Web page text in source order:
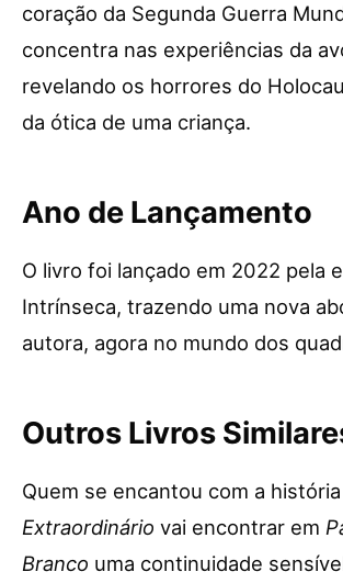
coração da Segunda Guerra
concentra nas experiências da
revelando os horrores do
da ótica de uma criança.
Ano de Lançamento
O livro foi lançado em 2022 pela
Intrínseca, trazendo uma nova
autora, agora no mundo dos
Outros Livros
Quem se encantou com a
Extraordinário vai encontrar em
Branco uma continuidade